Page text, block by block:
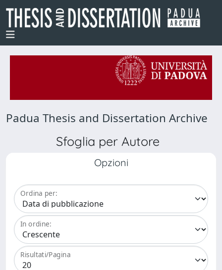
Padua Thesis and Dissertation Archive
Sfoglia per Autore
Opzioni
Ordina per:
In ordine:
Risultati/Pagina